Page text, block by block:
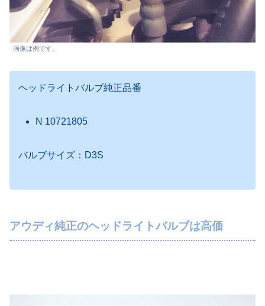
画像は例です。
ヘッドライトバルブ純正品番
N 10721805
バルブサイズ：D3S
アウディ純正のヘッドライトバルブは高価